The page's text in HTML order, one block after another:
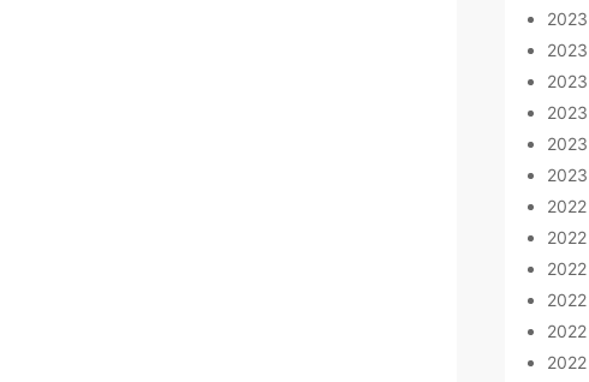
2023
2022
2022
2022
2022